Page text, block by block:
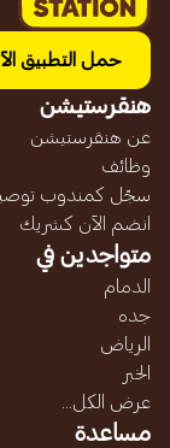
حمل التطبيق
هنقرستيشن
عن هنقرستيشن
وظائف
سجّل كمندوب
انضم الآن كشريك
متواجدين في
الدمام
جده
الرياض
الخبر
عرض الكل...
مساعدة